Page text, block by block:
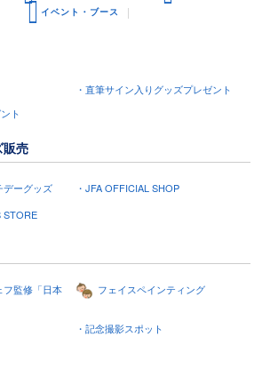
イベント・ブース
・直筆サイン入りグッズプレゼント
ト
販売
デーグッズ
・JFA OFFICIAL SHOP
STORE
監修「日本
フェイスペインティング
・記念撮影スポット